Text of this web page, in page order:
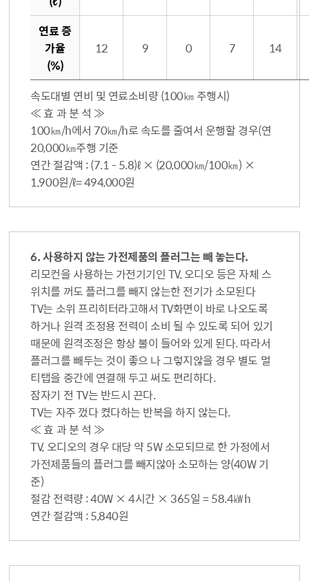
연료 증
가율
(%)
12 9 0 7 14
속도대별 연비 및 연료소비량 (100㎞ 주행시)
≪ 효 과 분 석 ≫
100㎞/h에서 70㎞/h로 속도를 줄여서 운행할 경우(연
20,000㎞주행 기준
연간 절감액 : (7.1 - 5.8)ℓ × (20,000㎞/100㎞) ×
1,900원/ℓ= 494,000원
6. 사용하지 않는 가전제품의 플러그는 빼 놓는다.
리모컨을 사용하는 가전기기인 TV, 오디오 등은 자체 스
위치를 꺼도 플러그를 빼지 않는한 전기가 소모된다
TV는 소위 프리히터라고해서 TV화면이 바로 나오도록
하거나 원격 조정용 전력이 소비 될 수 있도록 되어 있기
때문에 원격조정은 항상 불이 들어와 있게 된다. 따라서
플러그를 빼두는 것이 좋으 나 그렇지않을 경우 별도 멀
티탭을 중간에 연결해 두고 써도 편리하다.
잠자기 전 TV는 반드시 끈다.
TV는 자주 껐다 켰다하는 반복을 하지 않는다.
≪ 효 과 분 석 ≫
TV, 오디오의 경우 대당 약 5W 소모되므로 한 가정에서
가전제품들의 플러그를 빼지않아 소모하는 양(40W 기
준)
절감 전력량 : 40W × 4시간 × 365일 = 58.4㎾h
연간 절감액 : 5,840원